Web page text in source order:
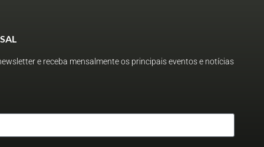
e receba mensalmente os principais eventos e notícias